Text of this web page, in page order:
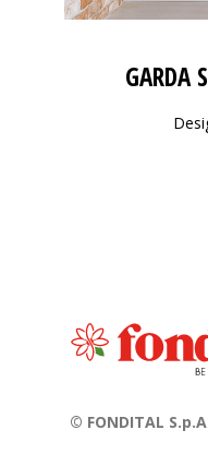
GARDA
© FONDITAL